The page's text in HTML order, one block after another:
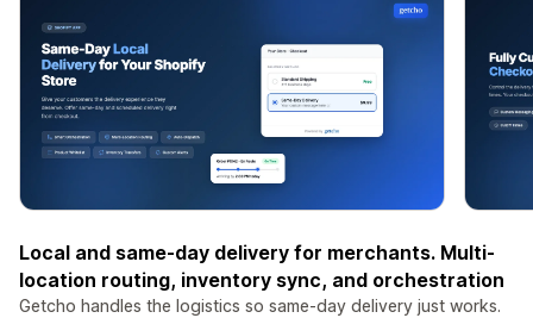
Local and same-day delivery for merchants. Multi-
location routing, inventory sync, and orchestration
Getcho handles the logistics so same-day delivery just works.